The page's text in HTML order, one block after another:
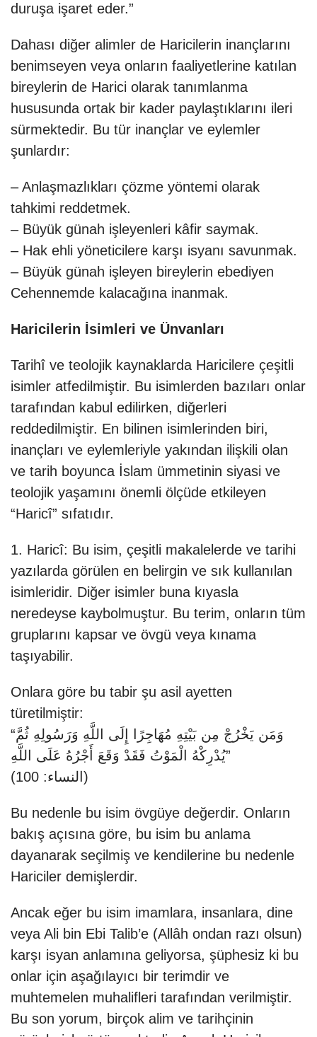
duruşa işaret eder.”
Dahası diğer alimler de Haricilerin inançlarını
benimseyen veya onların faaliyetlerine katılan
bireylerin de Harici olarak tanımlanma
hususunda ortak bir kader paylaştıklarını ileri
sürmektedir. Bu tür inançlar ve eylemler
şunlardır:
– Anlaşmazlıkları çözme yöntemi olarak
tahkimi reddetmek.
– Büyük günah işleyenleri kâfir saymak.
– Hak ehli yöneticilere karşı isyanı savunmak.
– Büyük günah işleyen bireylerin ebediyen
Cehennemde kalacağına inanmak.
Haricilerin İsimleri ve Ünvanları
Tarihî ve teolojik kaynaklarda Haricilere çeşitli
isimler atfedilmiştir. Bu isimlerden bazıları onlar
tarafından kabul edilirken, diğerleri
reddedilmiştir. En bilinen isimlerinden biri,
inançları ve eylemleriyle yakından ilişkili olan
ve tarih boyunca İslam ümmetinin siyasi ve
teolojik yaşamını önemli ölçüde etkileyen
“Haricî” sıfatıdır.
1. Haricî: Bu isim, çeşitli makalelerde ve tarihi
yazılarda görülen en belirgin ve sık kullanılan
isimleridir. Diğer isimler buna kıyasla
neredeyse kaybolmuştur. Bu terim, onların tüm
gruplarını kapsar ve övgü veya kınama
taşıyabilir.
Onlara göre bu tabir şu asil ayetten
türetilmiştir:
“وَمَن يَخْرُجْ مِن بَيْتِهِ مُهَاجِرًا إِلَى اللَّهِ وَرَسُولِهِ ثُمَّ
يُدْرِكْهُ الْمَوْتُ فَقَدْ وَقَعَ أَجْرُهُ عَلَى اللَّهِ”
(النساء: 100)
Bu nedenle bu isim övgüye değerdir. Onların
bakış açısına göre, bu isim bu anlama
dayanarak seçilmiş ve kendilerine bu nedenle
Hariciler demişlerdir.
Ancak eğer bu isim imamlara, insanlara, dine
veya Ali bin Ebi Talib’e (Allâh ondan razı olsun)
karşı isyan anlamına geliyorsa, şüphesiz ki bu
onlar için aşağılayıcı bir terimdir ve
muhtemelen muhalifleri tarafından verilmiştir.
Bu son yorum, birçok alim ve tarihçinin